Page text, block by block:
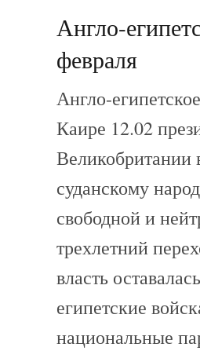
Англо-
февраля
Англо-
Каире 12.02
Великобритании
суданскому
свободной и
трехлетний
власть
египетские
национальные